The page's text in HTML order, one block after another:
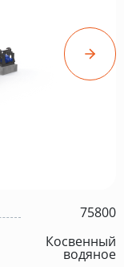
75800
Косвенный
водяное